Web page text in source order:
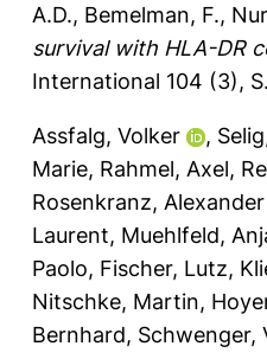
A.D., Bemelman, F.,
survival with HLA-DR
International 104 (3),
Assfalg, Volker ,
Marie, Rahmel, Axel,
Rosenkranz, Alexander
Laurent, Muehlfeld,
Paolo, Fischer, Lutz,
Nitschke, Martin,
Bernhard, Schwenger,